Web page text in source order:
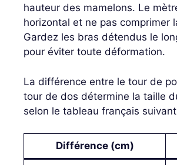
hauteur des mamelons. Le
horizontal et ne pas comprimer
Gardez les bras détendus le
pour éviter toute déformation.
La différence entre le tour de
tour de dos détermine la taille
selon le tableau français
Différence (cm)